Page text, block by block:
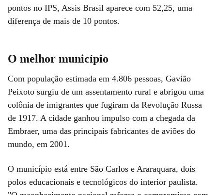
pontos no IPS, Assis Brasil aparece com 52,25, uma
diferença de mais de 10 pontos.
O melhor município
Com população estimada em 4.806 pessoas, Gavião
Peixoto surgiu de um assentamento rural e abrigou uma
colônia de imigrantes que fugiram da Revolução Russa
de 1917. A cidade ganhou impulso com a chegada da
Embraer, uma das principais fabricantes de aviões do
mundo, em 2001.
O município está entre São Carlos e Araraquara, dois
polos educacionais e tecnológicos do interior paulista.